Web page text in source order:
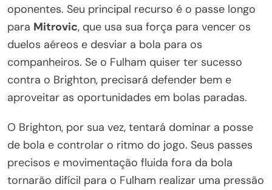
oponentes. Seu principal recurso é o passe longo
para Mitrovic, que usa sua força para vencer os
duelos aéreos e desviar a bola para os
companheiros. Se o Fulham quiser ter sucesso
contra o Brighton, precisará defender bem e
aproveitar as oportunidades em bolas paradas.
O Brighton, por sua vez, tentará dominar a posse
de bola e controlar o ritmo do jogo. Seus passes
precisos e movimentação fluida fora da bola
tornarão difícil para o Fulham realizar uma pressão